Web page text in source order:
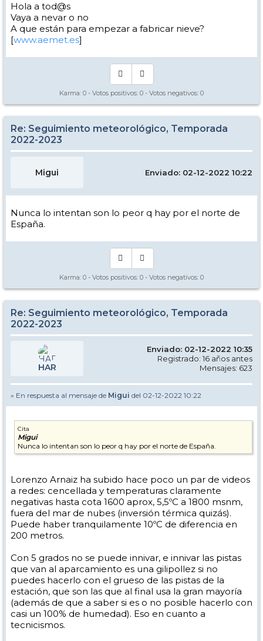
Hola a tod@s
Vaya a nevar o no
A que están para empezar a fabricar nieve?
[www.aemet.es]
Karma: 0 - Votos positivos: 0 - Votos negativos: 0
Re: Seguimiento meteorológico, Temporada
2022-2023
Migui Enviado: 02-12-2022 10:22
Nunca lo intentan son lo peor q hay por el norte de
España.
Karma: 0 - Votos positivos: 0 - Votos negativos: 0
Re: Seguimiento meteorológico, Temporada
2022-2023
HAR
Enviado: 02-12-2022 10:35
Registrado: 16 años antes
Mensajes: 623
» En respuesta al mensaje de Migui del 02-12-2022 10:22
Cita
Migui
Nunca lo intentan son lo peor q hay por el norte de España.
Lorenzo Arnaiz ha subido hace poco un par de videos
a redes: cencellada y temperaturas claramente
negativas hasta cota 1600 aprox, 5,5ºC a 1800 msnm,
fuera del mar de nubes (inversión térmica quizás).
Puede haber tranquilamente 10ºC de diferencia en
200 metros.
Con 5 grados no se puede innivar, e innivar las pistas
que van al aparcamiento es una gilipollez si no
puedes hacerlo con el grueso de las pistas de la
estación, que son las que al final usa la gran mayoría
(además de que a saber si es o no posible hacerlo con
casi un 100% de humedad). Eso en cuanto a
tecnicismos.